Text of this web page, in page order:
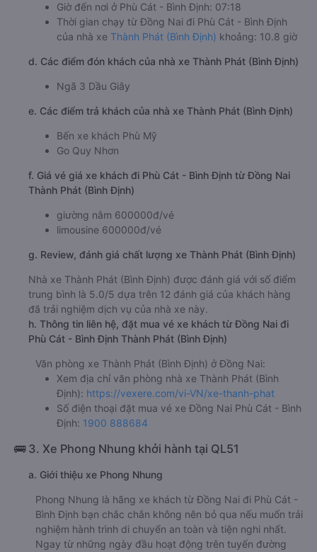
Giờ đến nơi ở Phù Cát - Bình Định: 07:18
Thời gian chạy từ Đồng Nai đi Phù Cát - Bình Định
của nhà xe Thành Phát (Bình Định) khoảng: 10.8 giờ
d. Các điểm đón khách của nhà xe Thành Phát (Bình Định)
Ngã 3 Dầu Giây
e. Các điểm trả khách của nhà xe Thành Phát (Bình Định)
Bến xe khách Phù Mỹ
Go Quy Nhơn
f. Giá vé giá xe khách đi Phù Cát - Bình Định từ Đồng Nai
Thành Phát (Bình Định)
giường nằm 600000đ/vé
limousine 600000đ/vé
g. Review, đánh giá chất lượng xe Thành Phát (Bình Định)
Nhà xe Thành Phát (Bình Định) được đánh giá với số điểm
trung bình là 5.0/5 dựa trên 12 đánh giá của khách hàng
đã trải nghiệm dịch vụ của nhà xe này.
h. Thông tin liên hệ, đặt mua vé xe khách từ Đồng Nai đi
Phù Cát - Bình Định Thành Phát (Bình Định)
Văn phòng xe Thành Phát (Bình Định) ở Đồng Nai:
Xem địa chỉ văn phòng nhà xe Thành Phát (Bình
Định): https://vexere.com/vi-VN/xe-thanh-phat
Số điện thoại đặt mua vé xe Đồng Nai Phù Cát - Bình
Định: 1900 888684
🚌 3. Xe Phong Nhung khởi hành tại QL51
a. Giới thiệu xe Phong Nhung
Phong Nhung là hãng xe khách từ Đồng Nai đi Phù Cát -
Bình Định bạn chắc chắn không nên bỏ qua nếu muốn trải
nghiệm hành trình di chuyển an toàn và tiện nghi nhất.
Ngay từ những ngày đầu hoạt động trên tuyến đường